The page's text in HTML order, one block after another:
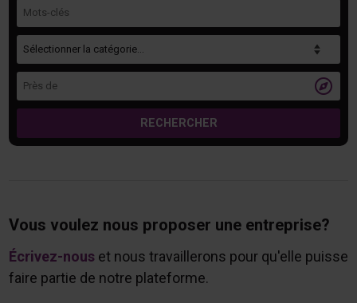

RECHERCHER
Vous voulez nous proposer une entreprise?
Écrivez-nouset nous travaillerons pour qu'elle puisse
faire partie de notre plateforme.